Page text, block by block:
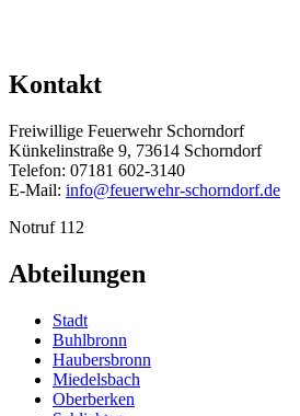
Kontakt
Freiwillige Feuerwehr Schorndorf
Künkelinstraße 9, 73614 Schorndorf
Telefon: 07181 602-3140
E-Mail: info@feuerwehr-schorndorf.de
Notruf 112
Abteilungen
Stadt
Buhlbronn
Haubersbronn
Miedelsbach
Oberberken